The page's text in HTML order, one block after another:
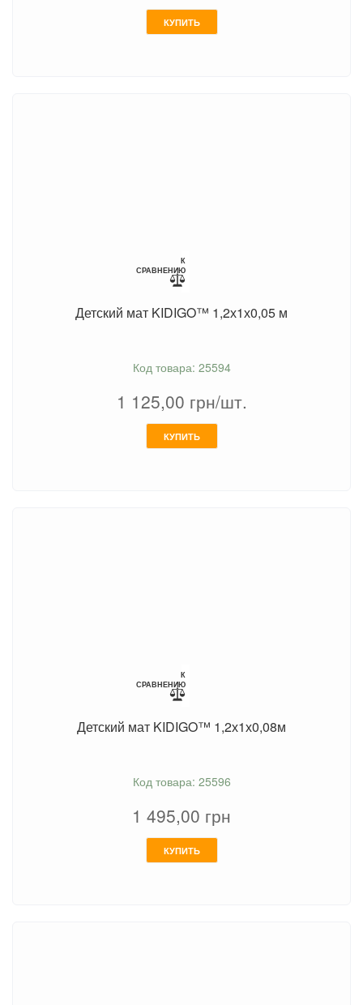
КУПИТЬ
К
СРАВНЕНИЮ
Детский мат KIDIGO™ 1,2х1х0,05 м
Код товара: 25594
1 125,00 грн/шт.
КУПИТЬ
К
СРАВНЕНИЮ
Детский мат KIDIGO™ 1,2х1х0,08м
Код товара: 25596
1 495,00 грн
КУПИТЬ